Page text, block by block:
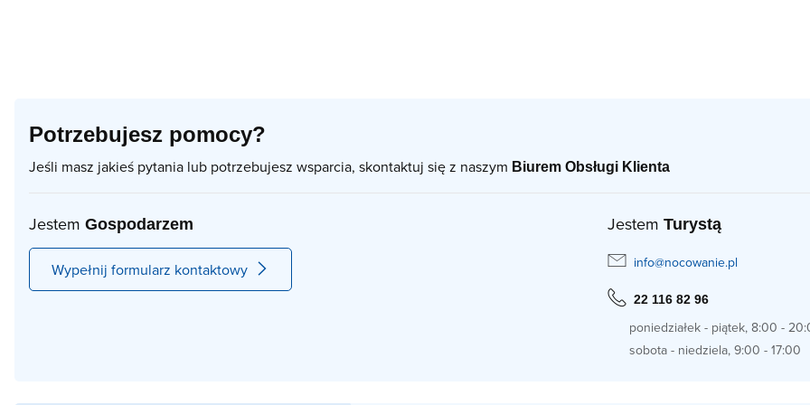
Potrzebujesz pomocy?
Jeśli masz jakieś pytania lub potrzebujesz wsparcia, skontaktuj się z naszym Biurem Obsługi Klienta
Jestem Gospodarzem
Wypełnij formularz kontaktowy
Jestem Turystą
info@nocowanie.pl
22 116 82 96
poniedziałek - piątek, 8:00 -
sobota - niedziela, 9:00 - 17:00